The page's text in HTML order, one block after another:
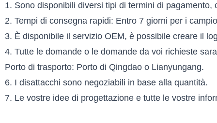
1. Sono disponibili diversi tipi di termini di pagamento,
2. Tempi di consegna rapidi: Entro 7 giorni per i
3. È disponibile il servizio OEM, è possibile creare il
4. Tutte le domande o le domande da voi richieste
Porto di trasporto: Porto di Qingdao o Lianyungang.
6. I disattacchi sono negoziabili in base alla quantità.
7. Le vostre idee di progettazione e tutte le vostre